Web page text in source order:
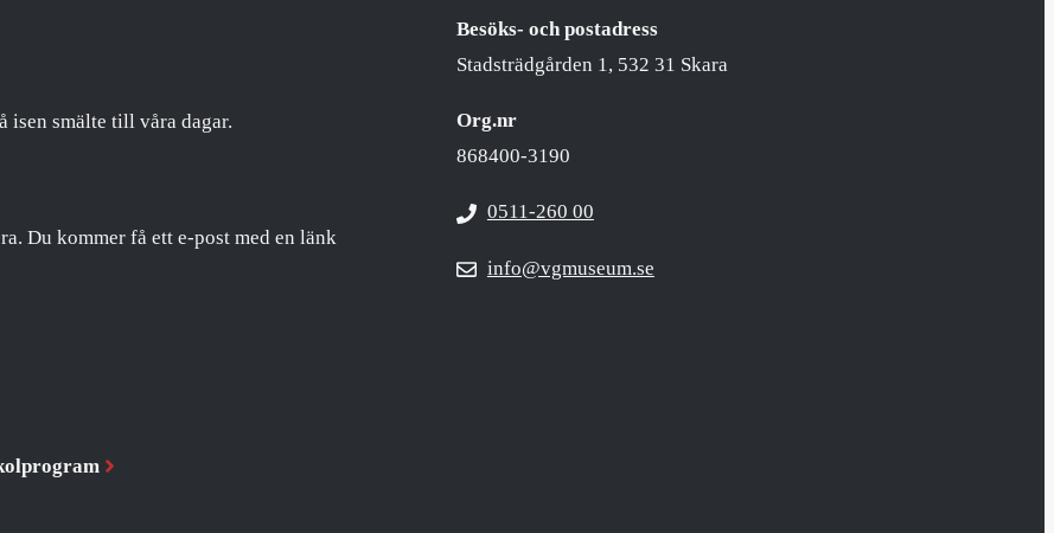
isen smälte till våra dagar.
Du kommer få ett e-post med en länk
Besöks- och postadress
Stadsträdgården 1, 532 31 Skara
Org.nr
868400-3190
0511-260 00
info@vgmuseum.se